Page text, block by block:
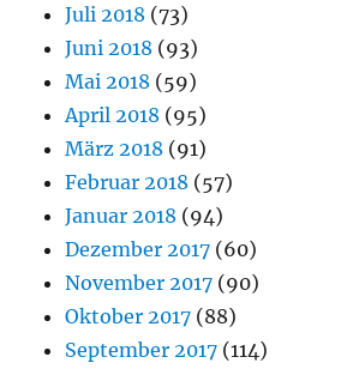
Juli 2018 (73)
Juni 2018 (93)
Mai 2018 (59)
April 2018 (95)
März 2018 (91)
Februar 2018 (57)
Januar 2018 (94)
Dezember 2017 (60)
November 2017 (90)
Oktober 2017 (88)
September 2017 (114)